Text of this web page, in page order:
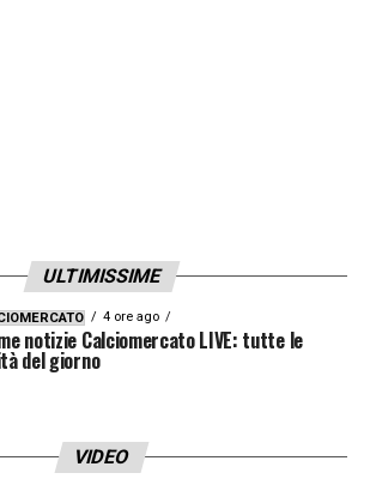
sbarca a Parigi e nelle
l’ufficialitàsul suo
del
già alla guida di Mbappe e
ULTIMISSIME
4 ore ago
notizie Calciomercato LIVE: tutte le
del giorno
VIDEO